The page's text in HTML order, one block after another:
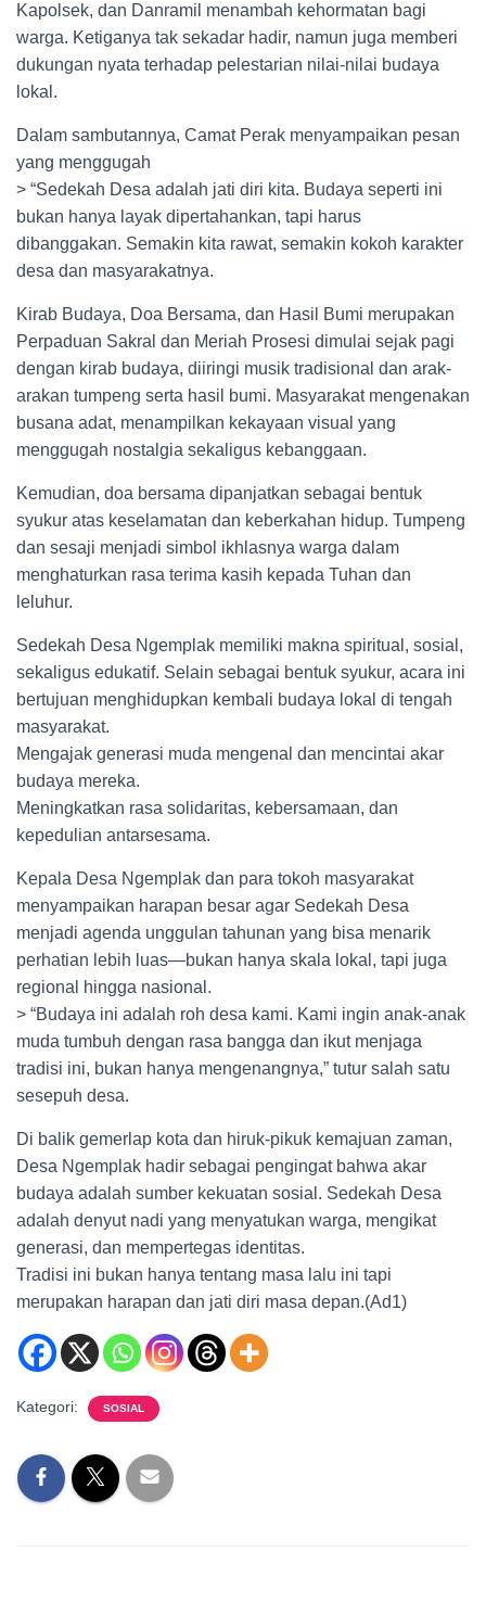
Kapolsek, dan Danramil menambah kehormatan bagi
warga. Ketiganya tak sekadar hadir, namun juga memberi
dukungan nyata terhadap pelestarian nilai-nilai budaya
lokal.
Dalam sambutannya, Camat Perak menyampaikan pesan
yang menggugah
> “Sedekah Desa adalah jati diri kita. Budaya seperti ini
bukan hanya layak dipertahankan, tapi harus
dibanggakan. Semakin kita rawat, semakin kokoh karakter
desa dan masyarakatnya.
Kirab Budaya, Doa Bersama, dan Hasil Bumi merupakan
Perpaduan Sakral dan Meriah Prosesi dimulai sejak pagi
dengan kirab budaya, diiringi musik tradisional dan arak-
arakan tumpeng serta hasil bumi. Masyarakat mengenakan
busana adat, menampilkan kekayaan visual yang
menggugah nostalgia sekaligus kebanggaan.
Kemudian, doa bersama dipanjatkan sebagai bentuk
syukur atas keselamatan dan keberkahan hidup. Tumpeng
dan sesaji menjadi simbol ikhlasnya warga dalam
menghaturkan rasa terima kasih kepada Tuhan dan
leluhur.
Sedekah Desa Ngemplak memiliki makna spiritual, sosial,
sekaligus edukatif. Selain sebagai bentuk syukur, acara ini
bertujuan menghidupkan kembali budaya lokal di tengah
masyarakat.
Mengajak generasi muda mengenal dan mencintai akar
budaya mereka.
Meningkatkan rasa solidaritas, kebersamaan, dan
kepedulian antarsesama.
Kepala Desa Ngemplak dan para tokoh masyarakat
menyampaikan harapan besar agar Sedekah Desa
menjadi agenda unggulan tahunan yang bisa menarik
perhatian lebih luas—bukan hanya skala lokal, tapi juga
regional hingga nasional.
> “Budaya ini adalah roh desa kami. Kami ingin anak-anak
muda tumbuh dengan rasa bangga dan ikut menjaga
tradisi ini, bukan hanya mengenangnya,” tutur salah satu
sesepuh desa.
Di balik gemerlap kota dan hiruk-pikuk kemajuan zaman,
Desa Ngemplak hadir sebagai pengingat bahwa akar
budaya adalah sumber kekuatan sosial. Sedekah Desa
adalah denyut nadi yang menyatukan warga, mengikat
generasi, dan mempertegas identitas.
Tradisi ini bukan hanya tentang masa lalu ini tapi
merupakan harapan dan jati diri masa depan.(Ad1)
Kategori: SOSIAL